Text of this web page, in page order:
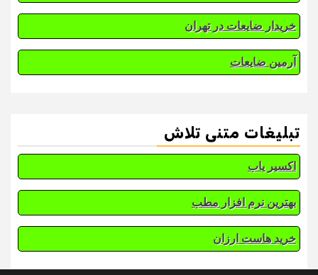
خریدار ضایعات در تهران
آرمین ضایعات
تبلیغات متنی تلاش
اکسیر یاب
بهترین نرم افزار مطب
خرید هاست ارزان